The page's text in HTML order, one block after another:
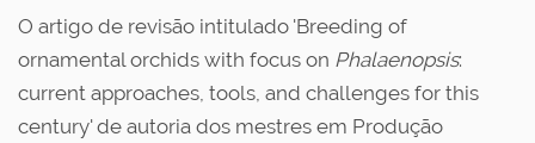
O artigo de revisão intitulado 'Breeding of
ornamental orchids with focus on Phalaenopsis:
current approaches, tools, and challenges for this
century' de autoria dos mestres em Produção